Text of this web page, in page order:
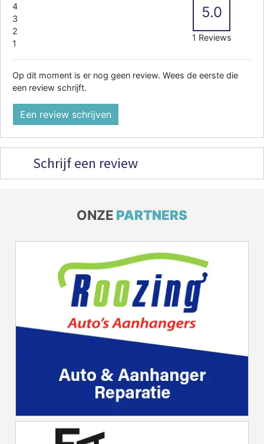
4
3
2
1
5.0
1 Reviews
Op dit moment is er nog geen review. Wees de eerste die
een review schrijft.
Een review schrijven
Schrijf een review
ONZE PARTNERS